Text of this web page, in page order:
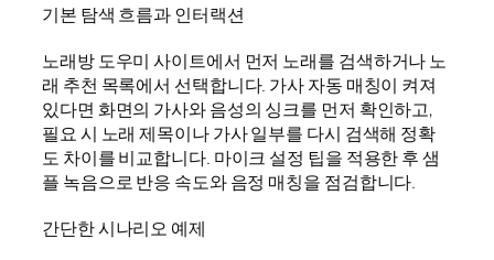
기본 탐색 흐름과 인터랙션
노래방 도우미 사이트에서 먼저 노래를 검색하거나 노
래 추천 목록에서 선택합니다. 가사 자동 매칭이 켜져
있다면 화면의 가사와 음성의 싱크를 먼저 확인하고,
필요 시 노래 제목이나 가사 일부를 다시 검색해 정확
도 차이를 비교합니다. 마이크 설정 팁을 적용한 후 샘
플 녹음으로 반응 속도와 음정 매칭을 점검합니다.
간단한 시나리오 예제